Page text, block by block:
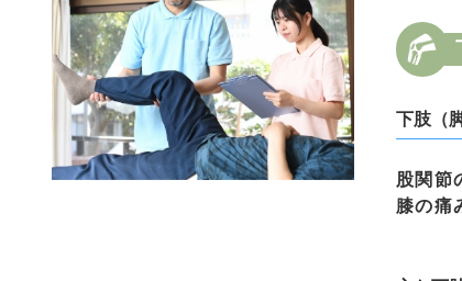
下肢（
股関節
膝の痛